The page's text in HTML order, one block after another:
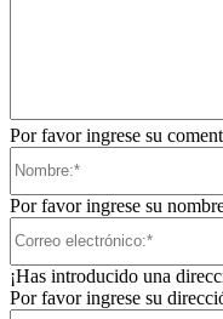
Por favor ingrese su
Por favor ingrese su
¡Has introducido una
Por favor ingrese su